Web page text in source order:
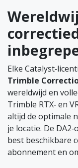
Elke
Trimble
wereldwijd en
Trimble RTX‑ en
altijd de optimale
je locatie. De
best beschikbare
abonnement en